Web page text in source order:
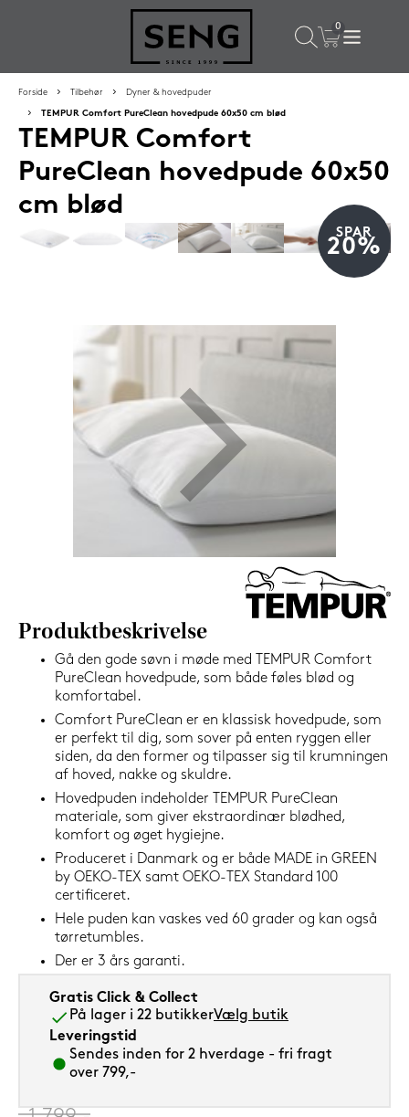
Populære valg til dig
599,-
Forside Tilbehør Dyner & hovedpuder
TEMPUR Comfort PureClean hovedpude 60x50 cm blød
TEMPUR Comfort
PureClean hovedpude 60x50
cm blød
SPAR
20%
Produktbeskrivelse
Gå den gode søvn i møde med TEMPUR Comfort
PureClean hovedpude, som både føles blød og
komfortabel.
Comfort PureClean er en klassisk hovedpude, som
er perfekt til dig, som sover på enten ryggen eller
siden, da den former og tilpasser sig til krumningen
af hoved, nakke og skuldre.
Hovedpuden indeholder TEMPUR PureClean
materiale, som giver ekstraordinær blødhed,
komfort og øget hygiejne.
Produceret i Danmark og er både MADE in GREEN
by OEKO-TEX samt OEKO-TEX Standard 100
certificeret.
Hele puden kan vaskes ved 60 grader og kan også
tørretumbles.
Der er 3 års garanti.
Gratis Click & Collect
På lager i 22 butikkerVælg butik
Leveringstid
Sendes inden for 2 hverdage - fri fragt
over 799,-